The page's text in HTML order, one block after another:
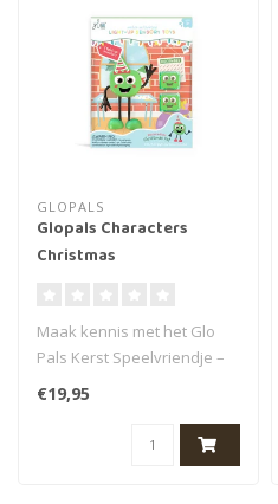
GLOPALS
Glopals Characters
Christmas
Maak kennis met het Glo
Pals Kerst Speelvriendje –
het vrolijkste lichtpuntje ..
€19,95